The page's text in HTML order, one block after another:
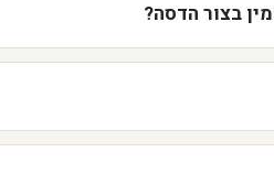
בצור הדסה?